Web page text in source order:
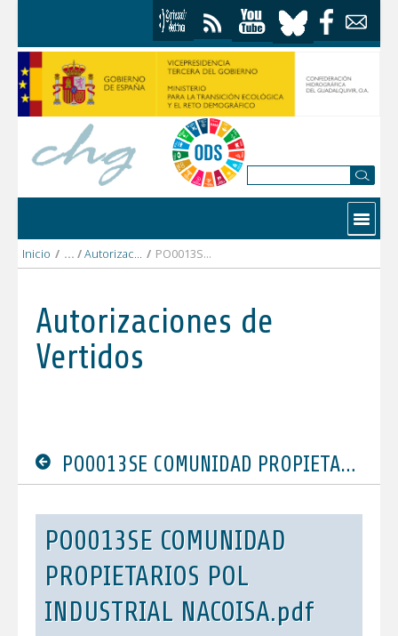
Contactar
Inicio / Autorizaciones Vertidos / PO0013SE COMUNIDAD PROPIETARIOS POL INDUSTRIAL NACOISA.pdf
Autorizaciones de
Vertidos
PO0013SE COMUNIDAD PROPIETARIOS POL INDUSTRIAL NACOISA.pdf
PO0013SE COMUNIDAD
PROPIETARIOS POL
INDUSTRIAL NACOISA.pdf